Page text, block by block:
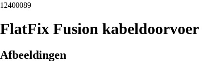
12400089
FlatFix Fusion kabeldoorvoer
Afbeeldingen